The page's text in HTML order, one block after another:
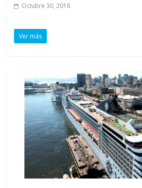
Octubre 30, 2018
Ver más